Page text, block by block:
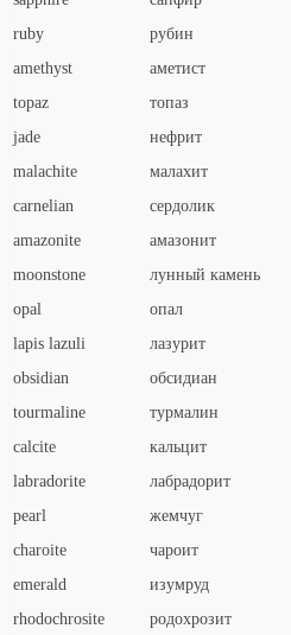
ruby
рубин
amethyst
аметист
topaz
топаз
jade
нефрит
malachite
малахит
carnelian
сердолик
amazonite
амазонит
moonstone
лунный камень
opal
опал
lapis lazuli
лазурит
obsidian
обсидиан
tourmaline
турмалин
calcite
кальцит
labradorite
лабрадорит
pearl
жемчуг
charoite
чароит
emerald
изумруд
rhodochrosite
родохрозит